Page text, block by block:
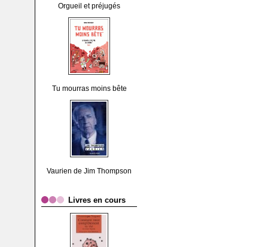
Orgueil et préjugés
Tu mourras moins bête
Vaurien de Jim Thompson
Livres en cours